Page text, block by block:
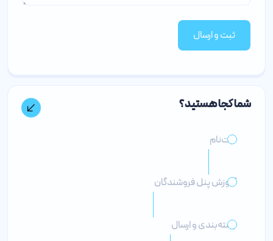
ثبت و ارسال
شما کجا هستید؟
ثبت‌نام
آموزش پنل فروشندگان
بسته‌بندی و ارسال